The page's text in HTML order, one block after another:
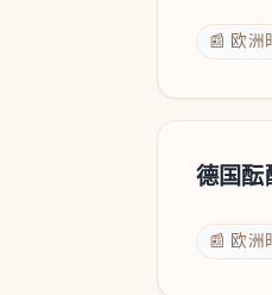
📰 欧洲
德国酝
📰 欧洲